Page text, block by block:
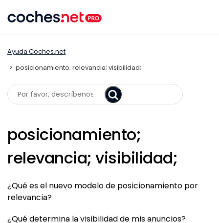
to
Ayuda Coches.net
posicionamiento; relevancia; visibilidad;
Search
posicionamiento;
relevancia; visibilidad;
¿Qué es el nuevo modelo de posicionamiento por
relevancia?
¿Qué determina la visibilidad de mis anuncios?